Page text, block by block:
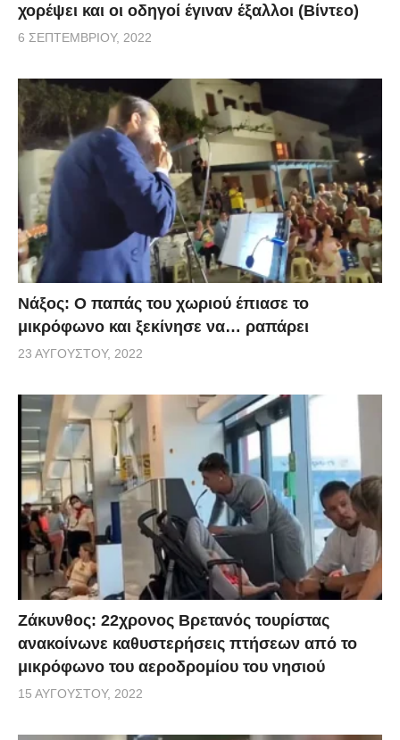
χορέψει και οι οδηγοί έγιναν έξαλλοι (Βίντεο)
6 ΣΕΠΤΕΜΒΡΊΟΥ, 2022
Νάξος: Ο παπάς του χωριού έπιασε το
μικρόφωνο και ξεκίνησε να… ραπάρει
23 ΑΥΓΟΎΣΤΟΥ, 2022
Ζάκυνθος: 22χρονος Βρετανός τουρίστας
ανακοίνωνε καθυστερήσεις πτήσεων από το
μικρόφωνο του αεροδρομίου του νησιού
15 ΑΥΓΟΎΣΤΟΥ, 2022